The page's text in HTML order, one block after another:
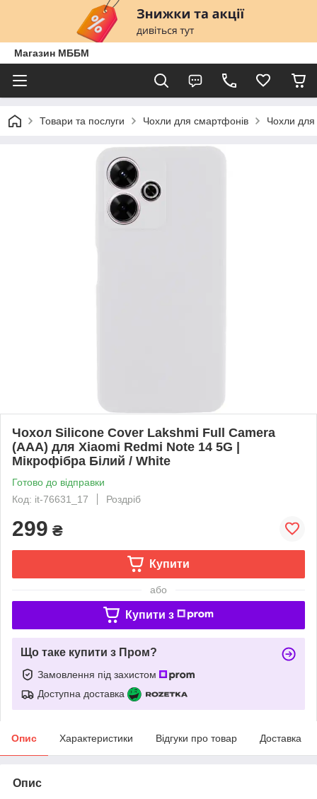
Магазин МББМ
Товари та послуги Чохли для смартфонів Чохли
Чохол Silicone Cover Lakshmi Full Camera
(AAA) для Xiaomi Redmi Note 14 5G |
Мікрофібра Білий / White
Готово до відправки
Код: it-76631_17
Роздріб
299 ₴
Купити
або
Купити з
Що таке купити з Пром?
Замовлення під захистом
Доступна доставка
Опис Характеристики Відгуки про товар Доставка
Опис